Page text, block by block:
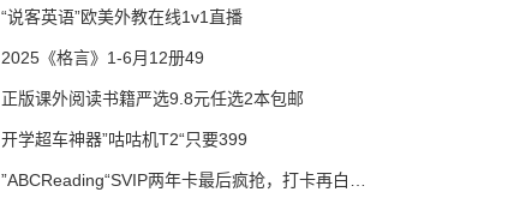
“说客英语”欧美外教在线1v1直播
2025《格言》1-6月12册49
正版课外阅读书籍严选9.8元任选2本包邮
开学超车神器”咕咕机T2“只要399